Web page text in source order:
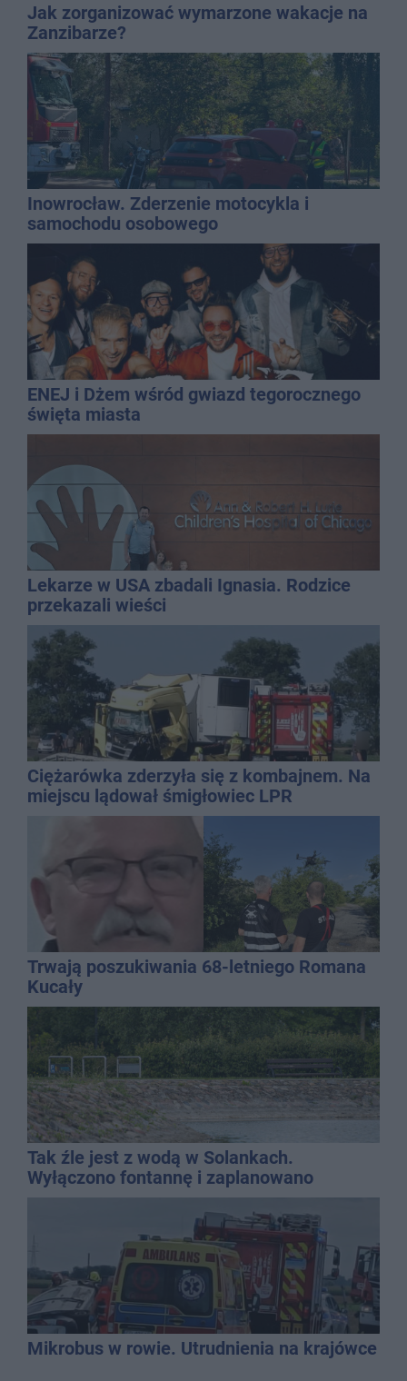
Jak zorganizować wymarzone wakacje na
Zanzibarze?
Inowrocław. Zderzenie motocykla i
samochodu osobowego
ENEJ i Dżem wśród gwiazd tegorocznego
święta miasta
Lekarze w USA zbadali Ignasia. Rodzice
przekazali wieści
Ciężarówka zderzyła się z kombajnem. Na
miejscu lądował śmigłowiec LPR
Trwają poszukiwania 68-letniego Romana
Kucały
Tak źle jest z wodą w Solankach.
Wyłączono fontannę i zaplanowano
Mikrobus w rowie. Utrudnienia na krajówce